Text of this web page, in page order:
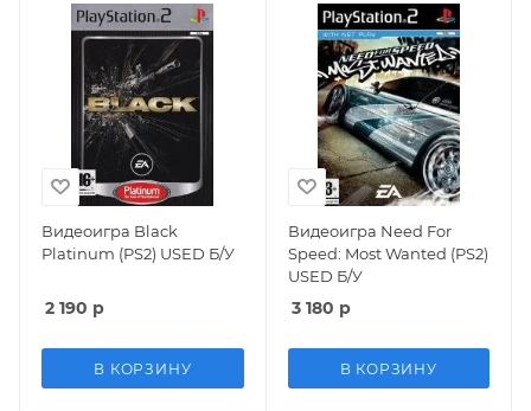
Видеоигра Black
Platinum (PS2) USED Б/У
2 190 р
В КОРЗИНУ
Видеоигра Need For
Speed: Most Wanted (PS2)
USED Б/У
3 180 р
В КОРЗИНУ